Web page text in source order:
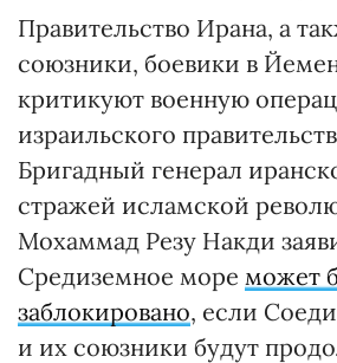
Правительство Ирана, а
союзники, боевики в
критикуют военную
израильского
Бригадный генерал
стражей исламской
Мохаммад Резу Накди
Средиземное море может
заблокировано, если
и их союзники будут